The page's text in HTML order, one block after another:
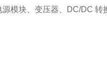
模块、变压器、
DC/DC 转